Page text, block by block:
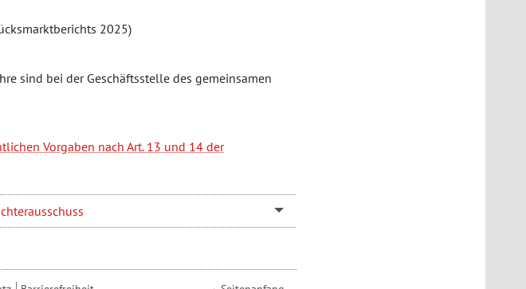
2025)
sind bei der Geschäftsstelle des gemeinsamen
Vorgaben nach Art. 13 und 14 der